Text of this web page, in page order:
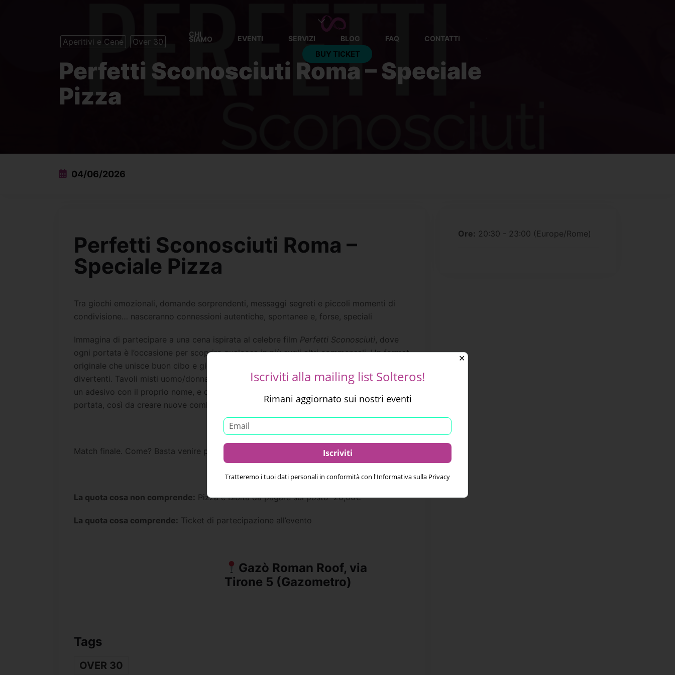
CHI
SIAMO EVENTI SERVIZI BLOG FAQ CONTATTI
BUY TICKET
Aperitivi e Cene Over 30
Perfetti Sconosciuti Roma – Speciale
Pizza
04/06/2026
Perfetti Sconosciuti Roma –
Speciale Pizza
Tra giochi emozionali, domande sorprendenti, messaggi segreti e piccoli momenti di
condivisione… nasceranno connessioni autentiche, spontanee e, forse, speciali
Immagina di partecipare a una cena ispirata al celebre film Perfetti Sconosciuti, dove
ogni portata è l’occasione per scoprire qualcosa in più sugli altri commensali. Un format
originale che unisce buon cibo e gioco, rompendo il ghiaccio con domande curiose e
divertenti. Tavoli misti uomo/donna per favorire l’interazione, ogni partecipante riceverà
un adesivo con il proprio nome, e durante la serata gli uomini cambieranno posto a ogni
portata, così da creare nuove combinazioni e stimolare conversazioni sempre diverse.
Match finale. Come? Basta venire per scoprirlo dopo una Pizza ed una canzone
La quota cosa non comprende: Pizza e Bibita da pagare sul posto 20,00€
La quota cosa comprende: Ticket di partecipazione all’evento
Gazò Roman Roof, via
Tirone 5 (Gazometro)
Tags
OVER 30
Ore: 20:30 - 23:00 (Europe/Rome)
✕
Iscriviti alla mailing list Solteros!
Rimani aggiornato sui nostri eventi
Tratteremo i tuoi dati personali in conformità con l'Informativa sulla Privacy